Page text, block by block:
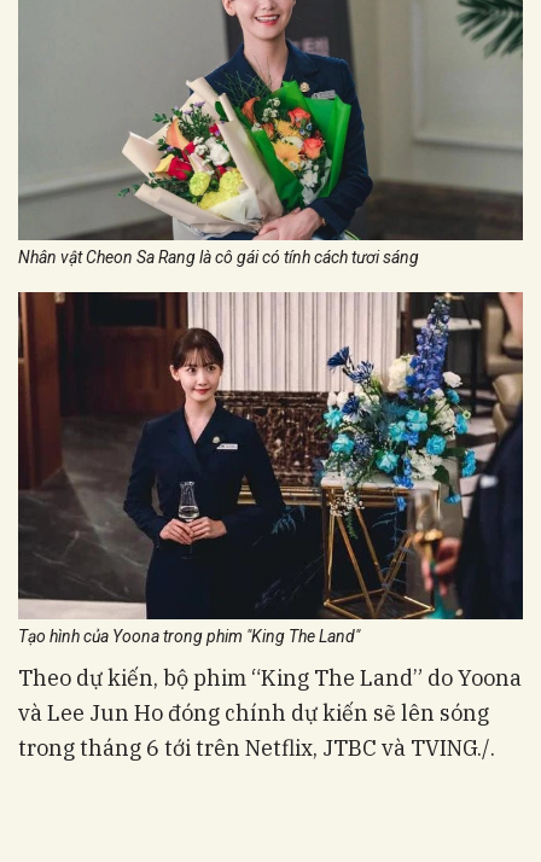
Nhân vật Cheon Sa Rang là cô gái có tính cách tươi sáng
Tạo hình của Yoona trong phim "King The Land"
Theo dự kiến, bộ phim “King The Land” do Yoona
và Lee Jun Ho đóng chính dự kiến sẽ lên sóng
trong tháng 6 tới trên Netflix, JTBC và TVING./.